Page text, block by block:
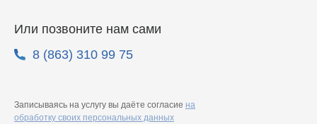
Или позвоните нам сами
8 (863) 310 99 75
Записываясь на услугу вы даёте согласие на
обработку своих персональных данных